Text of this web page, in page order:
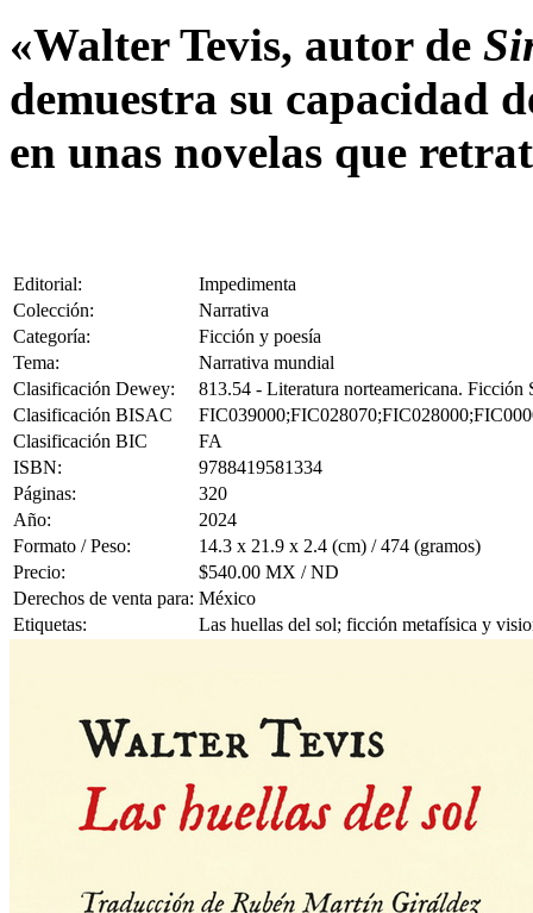
«Walter Tevis, autor de
demuestra su capacidad
en unas novelas que
Editorial:
Impedimenta
Colección:
Narrativa
Categoría:
Ficción y poesía
Tema:
Narrativa mundial
Clasificación Dewey:
813.54 - Literatura norteamericana.
Clasificación BISAC
Clasificación BIC
FA
ISBN:
9788419581334
Páginas:
320
Año:
2024
Formato / Peso:
14.3 x 21.9 x 2.4 (cm) / 474 (gramos)
Precio:
$540.00 MX / ND
Derechos de venta para: México
Etiquetas:
Las huellas del sol; ficción metafísica y